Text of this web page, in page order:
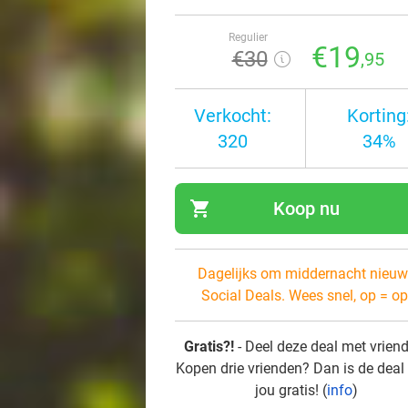
Regulier
€30 €19,95
Verkocht:
320
34%
shopping_cart Koop nu
Dagelijks om middernacht
Social Deals. Wees snel, op =
Gratis?! - Deel deze deal met
Kopen drie vrienden? Dan is de
jou gratis! (info)